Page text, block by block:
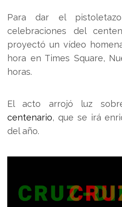
Para dar el
celebraciones del
proyectó un vídeo
hora en Times Square,
horas.
El acto arrojó luz
centenario, que se irá
del año.